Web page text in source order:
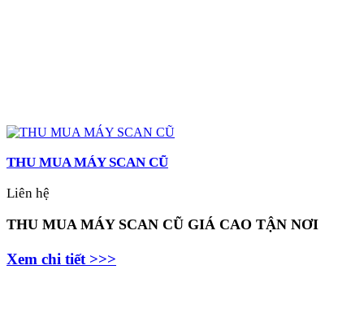
THU MUA MÁY SCAN CŨ
Liên hệ
THU MUA MÁY SCAN CŨ GIÁ CAO TẬN NƠI
Xem chi tiết >>>